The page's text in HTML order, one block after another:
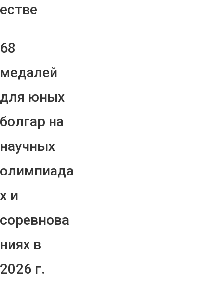
естве
68
медалей
для юных
болгар на
научных
олимпиада
х и
соревнова
ниях в
2026 г.